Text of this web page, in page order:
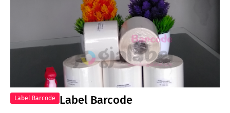
Label Barcode Label Barcode